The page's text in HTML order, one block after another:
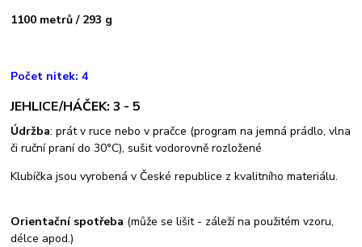
1100 metrů / 293 g
Počet nitek: 4
JEHLICE/HÁČEK: 3 - 5
Údržba: prát v ruce nebo v pračce (program na jemná prádlo, vlna
či ruční praní do 30°C), sušit vodorovně rozložené
Klubíčka jsou vyrobená v České republice z kvalitního materiálu.
Orientační spotřeba (může se lišit - záleží na použitém vzoru,
délce apod.)